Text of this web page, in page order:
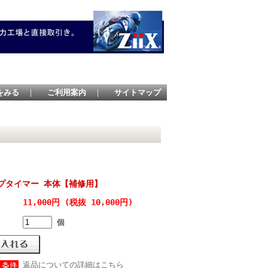
みる ｜ ご利用案内 ｜ サイトマップ
イマー 本体【補修用】
11,000円 (税抜 10,000円)
個
返品についての詳細はこちら